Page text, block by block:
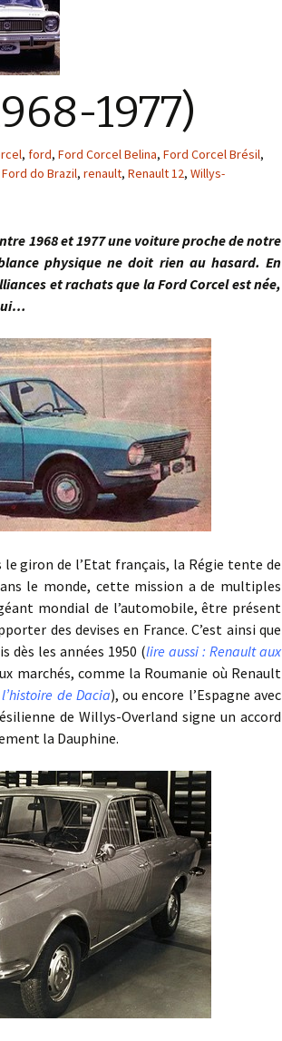
1977)
, ford, Ford Corcel Belina, Ford Corcel Brésil,
Ford do Brazil, renault, Renault 12, Willys-
1968 et 1977 une voiture proche de notre
physique ne doit rien au hasard. En
et rachats que la Ford Corcel est née,
de l’Etat français, la Régie tente de
le monde, cette mission a de multiples
mondial de l’automobile, être présent
des devises en France. C’est ainsi que
dès les années 1950 (lire aussi : Renault aux
marchés, comme la Roumanie où Renault
de Dacia), ou encore l’Espagne avec
de Willys-Overland signe un accord
la Dauphine.